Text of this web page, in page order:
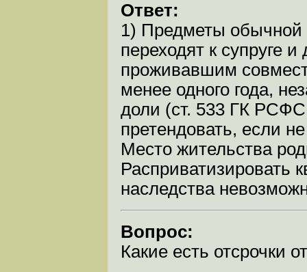
Ответ:
1) Предметы обычной
переходят к супруге
проживавшим
менее одного года,
доли (ст. 533 ГК
претендовать, если
Место жительства
Расприватизировать
наследства
Вопрос:
Какие есть отсрочки